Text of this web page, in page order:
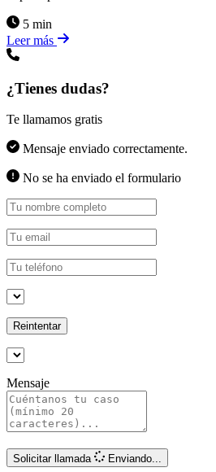
5 min
Leer más
¿Tienes dudas?
Te llamamos gratis
Mensaje enviado correctamente.
No se ha enviado el formulario
Reintentar
Mensaje
Solicitar llamada Enviando...